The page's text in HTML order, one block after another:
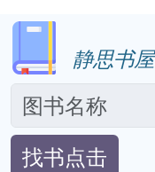
静思书屋
找书点击